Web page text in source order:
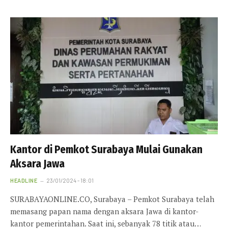
Kantor di Pemkot Surabaya Mulai Gunakan
Aksara Jawa
HEADLINE 23/01/2024 - 18:01
SURABAYAONLINE.CO, Surabaya – Pemkot Surabaya telah
memasang papan nama dengan aksara Jawa di kantor-
kantor pemerintahan. Saat ini, sebanyak 78 titik atau…